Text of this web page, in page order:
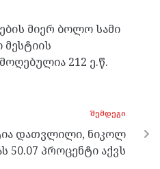
მიერ ბოლო სამი
212 ე.წ.
ᲨᲔᲛᲓᲔᲒᲘ
დათვლილი, ნიკოლ
50.07 პროცენტი აქვს